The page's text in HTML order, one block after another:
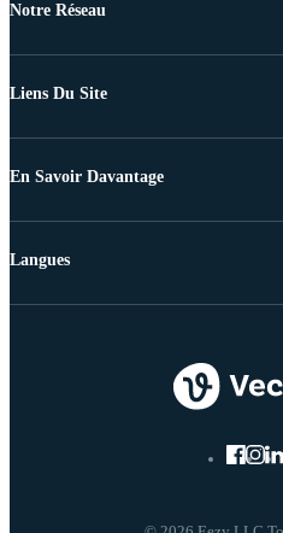
Notre Réseau
Liens Du Site
En Savoir Davantage
Langues